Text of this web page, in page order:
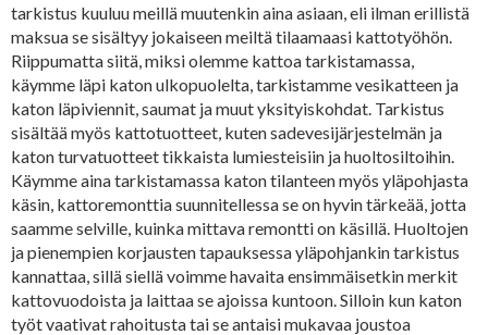
tarkistus kuuluu meillä muutenkin aina asiaan, eli ilman erillistä
maksua se sisältyy jokaiseen meiltä tilaamaasi kattotyöhön.
Riippumatta siitä, miksi olemme kattoa tarkistamassa,
käymme läpi katon ulkopuolelta, tarkistamme vesikatteen ja
katon läpiviennit, saumat ja muut yksityiskohdat. Tarkistus
sisältää myös kattotuotteet, kuten sadevesijärjestelmän ja
katon turvatuotteet tikkaista lumiesteisiin ja huoltosiltoihin.
Käymme aina tarkistamassa katon tilanteen myös yläpohjasta
käsin, kattoremonttia suunnitellessa se on hyvin tärkeää, jotta
saamme selville, kuinka mittava remontti on käsillä. Huoltojen
ja pienempien korjausten tapauksessa yläpohjankin tarkistus
kannattaa, sillä siellä voimme havaita ensimmäisetkin merkit
kattovuodoista ja laittaa se ajoissa kuntoon. Silloin kun katon
työt vaativat rahoitusta tai se antaisi mukavaa joustoa